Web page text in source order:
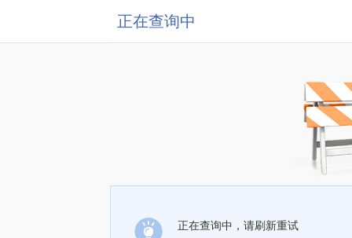
正在查询中
正在查询中，请刷新重试